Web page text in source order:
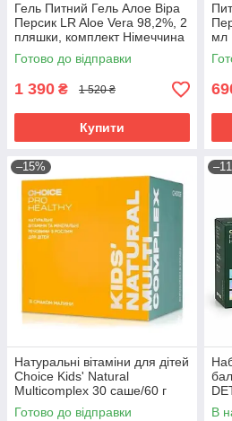
Гель Питний Гель Алое Віра
Персик LR Aloe Vera 98,2%, 2
пляшки, комплект Німеччина
Готово до відправки
1 390 ₴ 1 520 ₴
Купити
мл
–15%
Натуральні вітаміни для дітей
Choice Kids' Natural
Multicomplex 30 саше/60 г
Готово до відправки
В